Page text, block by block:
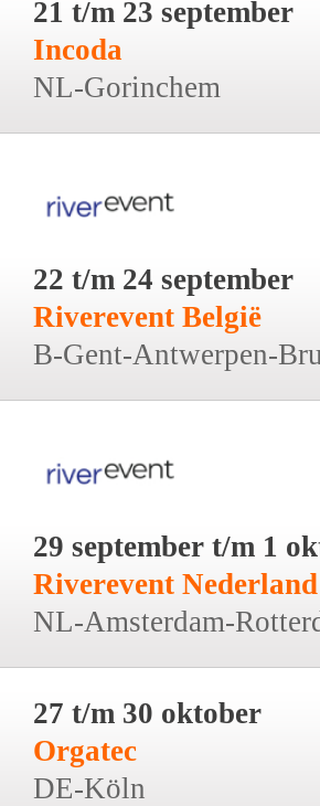
21 t/m 23 september
Incoda
NL-Gorinchem
22 t/m 24 september
Riverevent België
B-Gent-Antwerpen-
29 september t/m 1
Riverevent Nederland
NL-Amsterdam-
27 t/m 30 oktober
Orgatec
DE-Köln